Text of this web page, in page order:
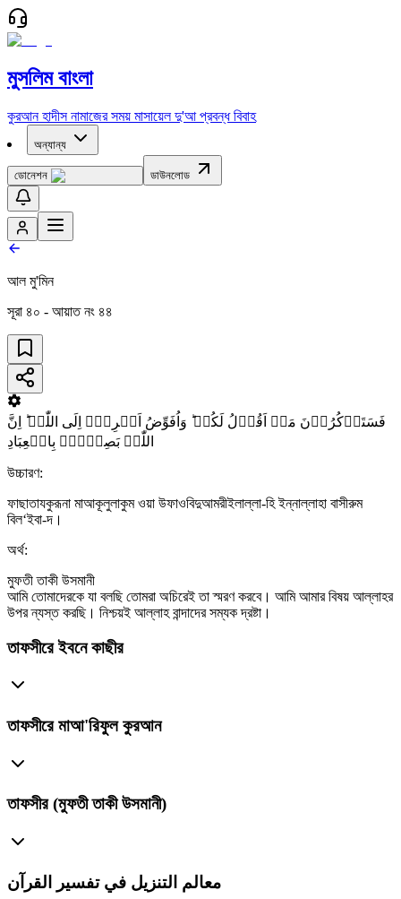
মুসলিম বাংলা
কুরআন হাদীস নামাজের সময় মাসায়েল দু'আ প্রবন্ধ বিবাহ
অন্যান্য
ডোনেশন ডাউনলোড
আল মু'মিন
সূরা ৪০ - আয়াত নং ৪৪
فَسَتَذۡکُرُوۡنَ مَاۤ اَقُوۡلُ لَکُمۡ ؕ وَاُفَوِّضُ اَمۡرِیۡۤ اِلَی اللّٰہِ ؕ اِنَّ
اللّٰہَ بَصِیۡرٌۢ بِالۡعِبَادِ
উচ্চারণ:
ফাছাতাযকুরূনা মাআকূলুলাকুম ওয়া উফাওবিদুআমরীইলাল্লা-হি ইন্নাল্লাহা বাসীরুম
বিল‘ইবা-দ।
অর্থ:
মুফতী তাকী উসমানী
আমি তোমাদেরকে যা বলছি তোমরা অচিরেই তা স্মরণ করবে। আমি আমার বিষয় আল্লাহর
উপর ন্যস্ত করছি। নিশ্চয়ই আল্লাহ বান্দাদের সম্যক দ্রষ্টা।
তাফসীরে ইবনে কাছীর
তাফসীরে মাআ'রিফুল কুরআন
তাফসীর (মুফতী তাকী উসমানী)
معالم التنزيل في تفسير القرآن